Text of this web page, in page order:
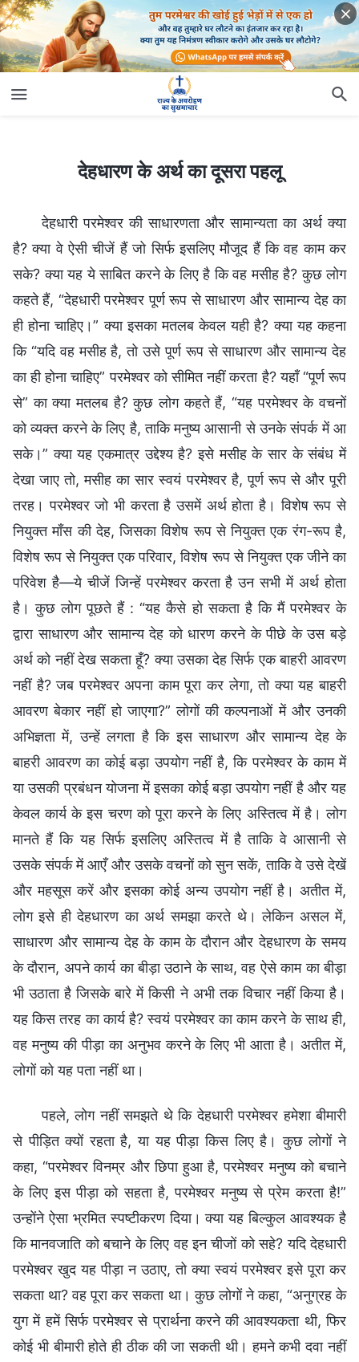
देहधारण के अर्थ का दूसरा पहलू
देहधारी परमेश्वर की साधारणता और सामान्यता का अर्थ क्या
है? क्या वे ऐसी चीजें हैं जो सिर्फ इसलिए मौजूद हैं कि वह काम कर
सके? क्या यह ये साबित करने के लिए है कि वह मसीह है? कुछ लोग
कहते हैं, “देहधारी परमेश्वर पूर्ण रूप से साधारण और सामान्य देह का
ही होना चाहिए।” क्या इसका मतलब केवल यही है? क्या यह कहना
कि “यदि वह मसीह है, तो उसे पूर्ण रूप से साधारण और सामान्य देह
का ही होना चाहिए” परमेश्वर को सीमित नहीं करता है? यहाँ “पूर्ण रूप
से” का क्या मतलब है? कुछ लोग कहते हैं, “यह परमेश्वर के वचनों
को व्यक्त करने के लिए है, ताकि मनुष्य आसानी से उनके संपर्क में आ
सके।” क्या यह एकमात्र उद्देश्य है? इसे मसीह के सार के संबंध में
देखा जाए तो, मसीह का सार स्वयं परमेश्वर है, पूर्ण रूप से और पूरी
तरह। परमेश्वर जो भी करता है उसमें अर्थ होता है। विशेष रूप से
नियुक्त माँस की देह, जिसका विशेष रूप से नियुक्त एक रंग-रूप है,
विशेष रूप से नियुक्त एक परिवार, विशेष रूप से नियुक्त एक जीने का
परिवेश है—ये चीजें जिन्हें परमेश्वर करता है उन सभी में अर्थ होता
है। कुछ लोग पूछते हैं : “यह कैसे हो सकता है कि मैं परमेश्वर के
द्वारा साधारण और सामान्य देह को धारण करने के पीछे के उस बड़े
अर्थ को नहीं देख सकता हूँ? क्या उसका देह सिर्फ एक बाहरी आवरण
नहीं है? जब परमेश्वर अपना काम पूरा कर लेगा, तो क्या यह बाहरी
आवरण बेकार नहीं हो जाएगा?” लोगों की कल्पनाओं में और उनकी
अभिज्ञता में, उन्हें लगता है कि इस साधारण और सामान्य देह के
बाहरी आवरण का कोई बड़ा उपयोग नहीं है, कि परमेश्वर के काम में
या उसकी प्रबंधन योजना में इसका कोई बड़ा उपयोग नहीं है और यह
केवल कार्य के इस चरण को पूरा करने के लिए अस्तित्व में है। लोग
मानते हैं कि यह सिर्फ इसलिए अस्तित्व में है ताकि वे आसानी से
उसके संपर्क में आएँ और उसके वचनों को सुन सकें, ताकि वे उसे देखें
और महसूस करें और इसका कोई अन्य उपयोग नहीं है। अतीत में,
लोग इसे ही देहधारण का अर्थ समझा करते थे। लेकिन असल में,
साधारण और सामान्य देह के काम के दौरान और देहधारण के समय
के दौरान, अपने कार्य का बीड़ा उठाने के साथ, वह ऐसे काम का बीड़ा
भी उठाता है जिसके बारे में किसी ने अभी तक विचार नहीं किया है।
यह किस तरह का कार्य है? स्वयं परमेश्वर का काम करने के साथ ही,
वह मनुष्य की पीड़ा का अनुभव करने के लिए भी आता है। अतीत में,
लोगों को यह पता नहीं था।
पहले, लोग नहीं समझते थे कि देहधारी परमेश्वर हमेशा बीमारी
से पीड़ित क्यों रहता है, या यह पीड़ा किस लिए है। कुछ लोगों ने
कहा, “परमेश्वर विनम्र और छिपा हुआ है, परमेश्वर मनुष्य को बचाने
के लिए इस पीड़ा को सहता है, परमेश्वर मनुष्य से प्रेम करता है!”
उन्होंने ऐसा भ्रमित स्पष्टीकरण दिया। क्या यह बिल्कुल आवश्यक है
कि मानवजाति को बचाने के लिए वह इन चीजों को सहे? यदि देहधारी
परमेश्वर खुद यह पीड़ा न उठाए, तो क्या स्वयं परमेश्वर इसे पूरा कर
सकता था? वह पूरा कर सकता था। कुछ लोगों ने कहा, “अनुग्रह के
युग में हमें सिर्फ परमेश्वर से प्रार्थना करने की आवश्यकता थी, फिर
कोई भी बीमारी होते ही ठीक की जा सकती थी। हमने कभी दवा नहीं